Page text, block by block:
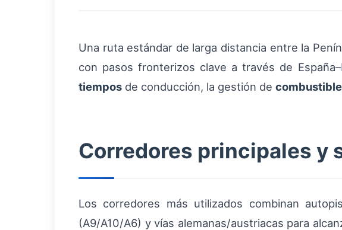
Una ruta estándar de larga distancia entre la
con pasos fronterizos clave a través de
tiempos de conducción, la gestión de combustible
Corredores principales y
Los corredores más utilizados combinan
(A9/A10/A6) y vías alemanas/austriacas para